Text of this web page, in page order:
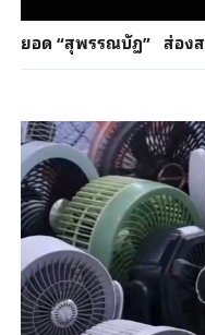
ยอด “สุพรรณบัฏ” ส่องส